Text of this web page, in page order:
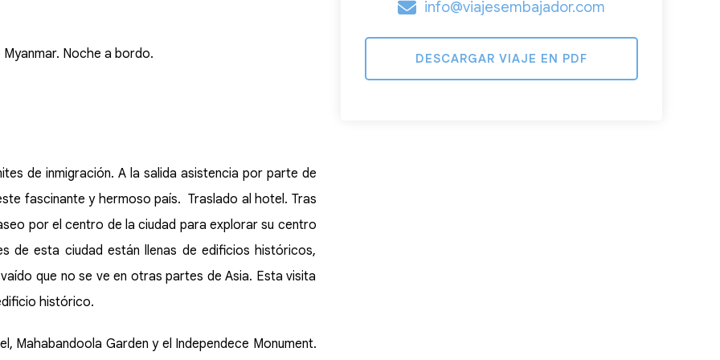
Noche a bordo.
de inmigración. A la salida asistencia por parte de
fascinante y hermoso país. Traslado al hotel. Tras
por el centro de la ciudad para explorar su centro
de esta ciudad están llenas de edificios históricos,
que no se ve en otras partes de Asia. Esta visita
histórico.
Mahabandoola Garden y el Independece Monument.
info@viajesembajador.com
DESCARGAR VIAJE EN PDF